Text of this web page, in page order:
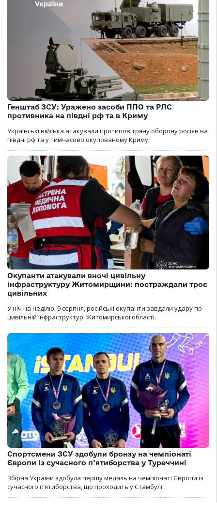
Генштаб ЗСУ: Уражено засоби ППО та РЛС
противника на півдні рф та в Криму
Українські війська атакували протиповітряну оборону росіян на
півдні рф та у тимчасово окупованому Криму.
Окупанти атакували вночі цивільну
інфраструктуру Житомирщини: постраждали троє
цивільних
У ніч на неділю, 9 серпня, російські окупанти завдали удару по
цивільній інфраструктурі Житомирської області.
Спортсмени ЗСУ здобули бронзу на чемпіонаті
Європи із сучасного п’ятиборства у Туреччині
Збірна України здобула першу медаль на чемпіонаті Європи із
сучасного п’ятиборства, що проходить у Стамбулі.